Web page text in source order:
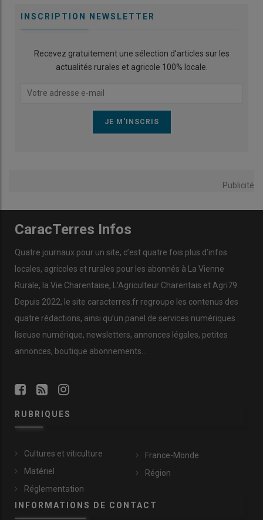
INSCRIPTION NEWSLETTER
Recevez gratuitement une sélection d’articles sur les
actualités rurales et agricole 100% locale.
Publicité
CaracTerres Infos
Quatre journaux pour un site, c’est quatre fois plus d’infos
locales, agricoles et rurales pour les abonnés à La Vienne
Rurale, la Vie Charentaise, L’Agriculteur Charentais et Agri79.
Depuis 2022, le site caracterres.fr regroupe les contenus des
quatre rédactions, ainsi qu’un panel de services numériques :
liseuse numérique, newsletters, annonces légales, petites
annonces, boutique abonnements…
RUBRIQUES
Cultures et viticulture
Matériel
Réglementation
France-Monde
Région
INFORMATIONS DE CONTACT